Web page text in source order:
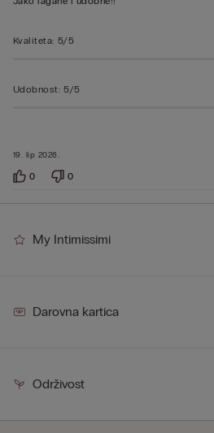
od
19. lip 2026.
Kvaliteta: 5/5
Udobnost: 5/5
0 0
My Intimissimi
Darovna kartica
Održivost